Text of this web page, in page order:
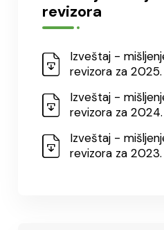
revizora
Izveštaj -
revizora za
Izveštaj -
revizora za
Izveštaj -
revizora za